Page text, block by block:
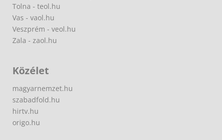
Tolna - teol.hu
Vas - vaol.hu
Veszprém - veol.hu
Zala - zaol.hu
Közélet
magyarnemzet.hu
szabadfold.hu
hirtv.hu
origo.hu